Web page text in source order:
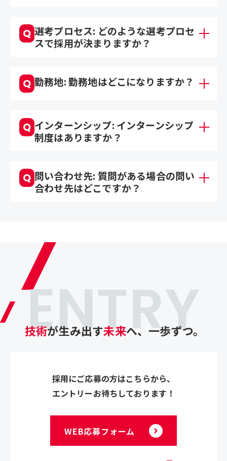
Q 選考プロセス: どのような選考プロセ
スで採用が決まりますか？
Q 勤務地: 勤務地はどこになりますか？
Q インターンシップ: インターンシップ
制度はありますか？
Q 問い合わせ先: 質問がある場合の問い
合わせ先はどこですか？
ENTRY
技術が生み出す未来へ、一歩ずつ。
採用にご応募の方はこちらから、
エントリーお待ちしております！
WEB応募フォーム